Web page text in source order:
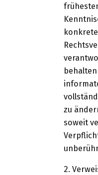
zu
soweit
2.